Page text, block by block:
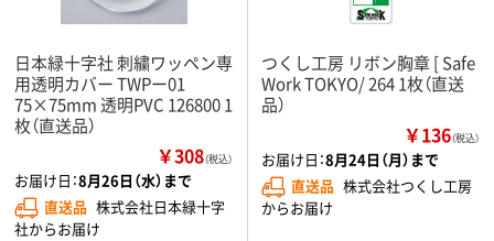
日本緑十字社 刺繍ワッペン専
用透明カバー TWPー01
75×75mm 透明PVC 126800 1
枚（直送品）
￥308（税込）
お届け日：8月26日（水）まで
直送品 株式会社日本緑十字
社からお届け
つくし工房 リボン胸章 [ Safe
Work TOKYO/ 264 1枚（直送
品）
￥136（税込）
お届け日：8月24日（月）まで
直送品 株式会社つくし工房
からお届け